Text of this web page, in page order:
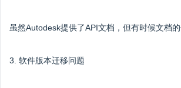
虽然Autodesk提供了API文档，但有时候文档
3. 软件版本迁移问题